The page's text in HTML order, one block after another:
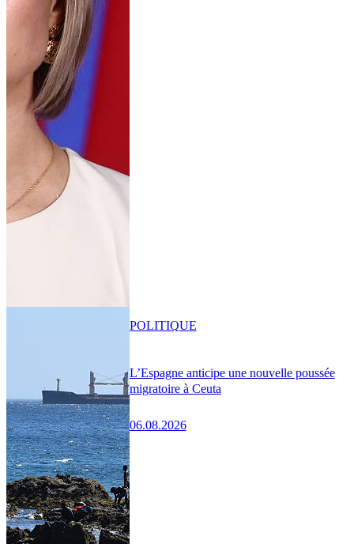
L’Espagne anticipe une nouvelle poussée
migratoire à Ceuta
06.08.2026
POLITIQUE